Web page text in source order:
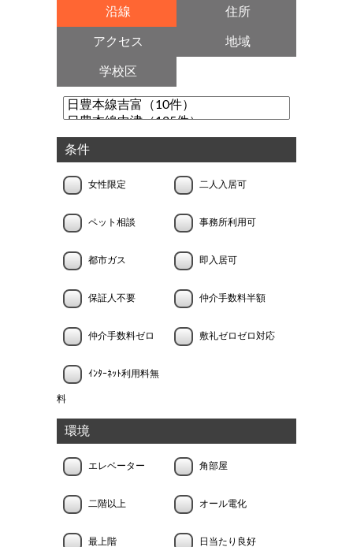
沿線 住所
アクセス 地域
学校区
条件
女性限定 二人入居可
ペット相談 事務所利用可
都市ガス 即入居可
保証人不要 仲介手数料半額
仲介手数料ゼロ 敷礼ゼロゼロ対応
ｲﾝﾀｰﾈｯﾄ利用料無
料
環境
エレベーター 角部屋
二階以上 オール電化
最上階 日当たり良好